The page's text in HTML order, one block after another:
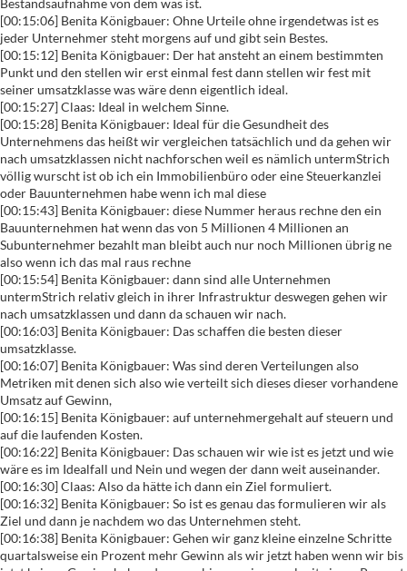
Bestandsaufnahme von dem was ist.
[00:15:06] Benita Königbauer: Ohne Urteile ohne irgendetwas ist es
jeder Unternehmer steht morgens auf und gibt sein Bestes.
[00:15:12] Benita Königbauer: Der hat ansteht an einem bestimmten
Punkt und den stellen wir erst einmal fest dann stellen wir fest mit
seiner umsatzklasse was wäre denn eigentlich ideal.
[00:15:27] Claas: Ideal in welchem Sinne.
[00:15:28] Benita Königbauer: Ideal für die Gesundheit des
Unternehmens das heißt wir vergleichen tatsächlich und da gehen wir
nach umsatzklassen nicht nachforschen weil es nämlich untermStrich
völlig wurscht ist ob ich ein Immobilienbüro oder eine Steuerkanzlei
oder Bauunternehmen habe wenn ich mal diese
[00:15:43] Benita Königbauer: diese Nummer heraus rechne den ein
Bauunternehmen hat wenn das von 5 Millionen 4 Millionen an
Subunternehmer bezahlt man bleibt auch nur noch Millionen übrig ne
also wenn ich das mal raus rechne
[00:15:54] Benita Königbauer: dann sind alle Unternehmen
untermStrich relativ gleich in ihrer Infrastruktur deswegen gehen wir
nach umsatzklassen und dann da schauen wir nach.
[00:16:03] Benita Königbauer: Das schaffen die besten dieser
umsatzklasse.
[00:16:07] Benita Königbauer: Was sind deren Verteilungen also
Metriken mit denen sich also wie verteilt sich dieses dieser vorhandene
Umsatz auf Gewinn,
[00:16:15] Benita Königbauer: auf unternehmergehalt auf steuern und
auf die laufenden Kosten.
[00:16:22] Benita Königbauer: Das schauen wir wie ist es jetzt und wie
wäre es im Idealfall und Nein und wegen der dann weit auseinander.
[00:16:30] Claas: Also da hätte ich dann ein Ziel formuliert.
[00:16:32] Benita Königbauer: So ist es genau das formulieren wir als
Ziel und dann je nachdem wo das Unternehmen steht.
[00:16:38] Benita Königbauer: Gehen wir ganz kleine einzelne Schritte
quartalsweise ein Prozent mehr Gewinn als wir jetzt haben wenn wir bis